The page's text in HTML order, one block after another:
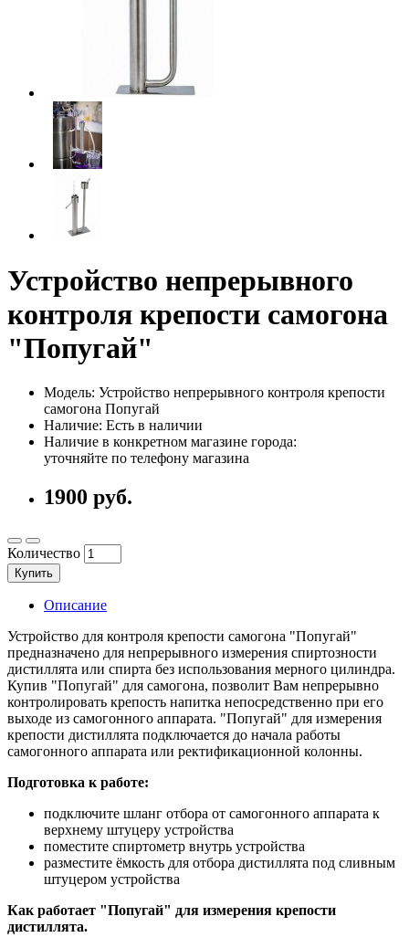
Устройство непрерывного
контроля крепости самогона
"Попугай"
Модель: Устройство непрерывного контроля крепости
самогона Попугай
Наличие: Есть в наличии
Наличие в конкретном магазине города:
уточняйте по телефону магазина
1900 руб.
Количество
Купить
Описание
Устройство для контроля крепости самогона "Попугай"
предназначено для непрерывного измерения спиртозности
дистиллята или спирта без использования мерного цилиндра.
Купив "Попугай" для самогона, позволит Вам непрерывно
контролировать крепость напитка непосредственно при его
выходе из самогонного аппарата. "Попугай" для измерения
крепости дистиллята подключается до начала работы
самогонного аппарата или ректификационной колонны.
Подготовка к работе:
подключите шланг отбора от самогонного аппарата к
верхнему штуцеру устройства
поместите спиртометр внутрь устройства
разместите ёмкость для отбора дистиллята под сливным
штуцером устройства
Как работает "Попугай" для измерения крепости
дистиллята.